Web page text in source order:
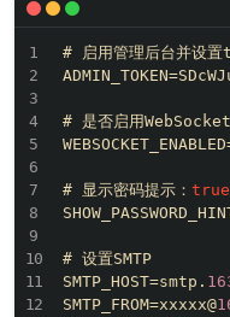
# 启用管理后台并设置
# 是否启用WebSocket
# 显示密码提示： true
# 设置SMTP
SMTP_HOST=smtp.
SMTP_FROM=xxxxx@